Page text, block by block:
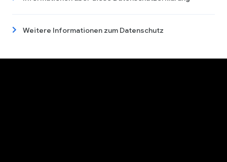
Weitere Informationen zum Datenschutz